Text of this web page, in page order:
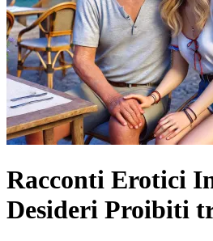
Racconti Erotici
Desideri Proibiti